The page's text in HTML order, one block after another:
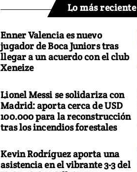
Lo más reciente
Enner Valencia es nuevo
jugador de Boca Juniors tras
llegar a un acuerdo con el club
Xeneize
Lionel Messi se solidariza con
Madrid: aporta cerca de USD
100.000 para la reconstrucción
tras los incendios forestales
Kevin Rodríguez aporta una
asistencia en el vibrante 3-3 del